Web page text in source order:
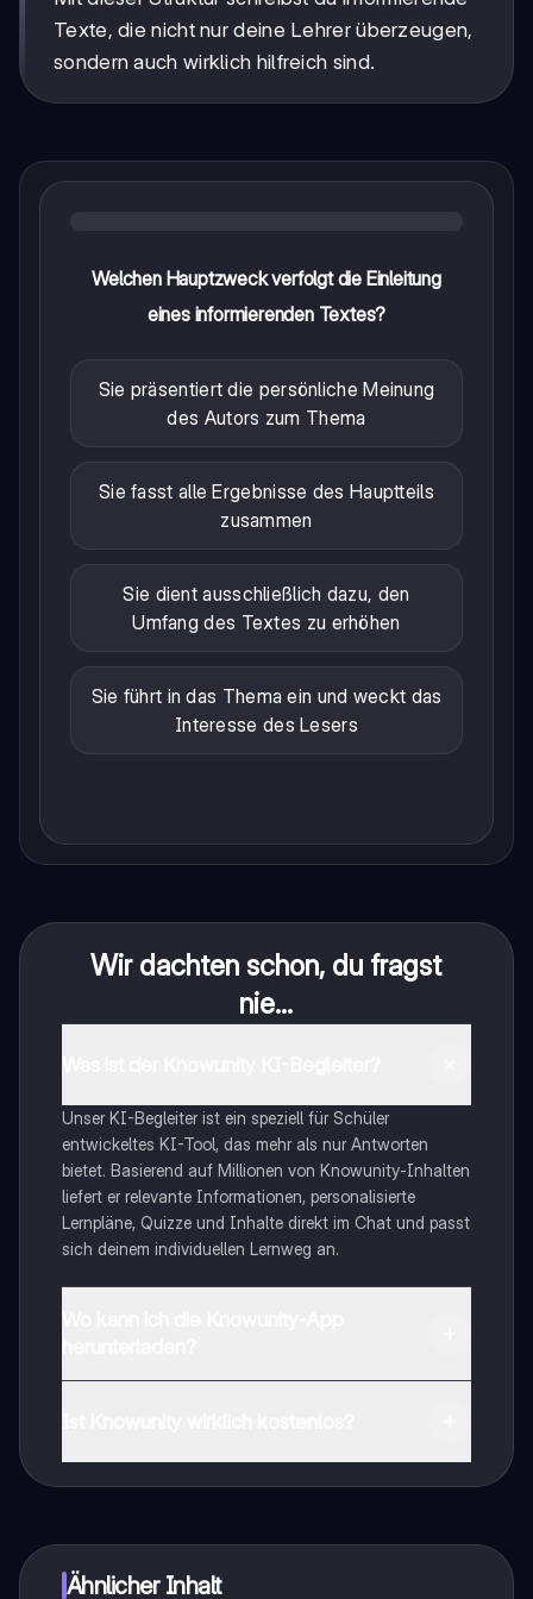
Texte, die nicht nur deine Lehrer überzeugen,
sondern auch wirklich hilfreich sind.
Welchen Hauptzweck verfolgt die Einleitung
eines informierenden Textes?
Sie präsentiert die persönliche Meinung
des Autors zum Thema
Sie fasst alle Ergebnisse des Hauptteils
zusammen
Sie dient ausschließlich dazu, den
Umfang des Textes zu erhöhen
Sie führt in das Thema ein und weckt das
Interesse des Lesers
Wir dachten schon, du fragst
nie...
Unser KI-Begleiter ist ein speziell für Schüler
entwickeltes KI-Tool, das mehr als nur Antworten
bietet. Basierend auf Millionen von Knowunity-Inhalten
liefert er relevante Informationen, personalisierte
Lernpläne, Quizze und Inhalte direkt im Chat und passt
sich deinem individuellen Lernweg an.
Ähnlicher Inhalt